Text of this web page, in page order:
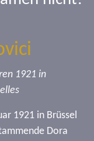
1921 in
1921 in Brüssel
Dora